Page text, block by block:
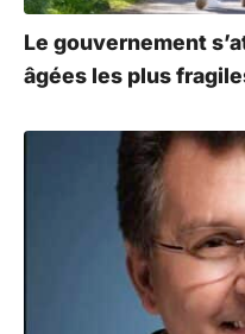
Le gouvernement
âgées les plus